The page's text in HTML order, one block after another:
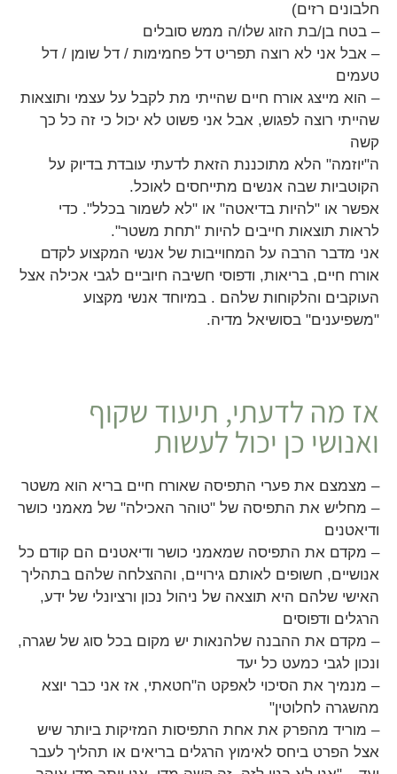
חלבונים רזים)
– בטח בן/בת הזוג שלו/ה ממש סובלים
– אבל אני לא רוצה תפריט דל פחמימות / דל שומן / דל
טעמים
– הוא מייצג אורח חיים שהייתי מת לקבל על עצמי ותוצאות
שהייתי רוצה לפגוש, אבל אני פשוט לא יכול כי זה כל כך
קשה
ה"יוזמה" הלא מתוכננת הזאת לדעתי עובדת בדיוק על
הקוטביות שבה אנשים מתייחסים לאוכל.
אפשר או "להיות בדיאטה" או "לא לשמור בכלל". כדי
לראות תוצאות חייבים להיות "תחת משטר".
אני מדבר הרבה על המחוייבות של אנשי המקצוע לקדם
אורח חיים, בריאות, ודפוסי חשיבה חיוביים לגבי אכילה אצל
העוקבים והלקוחות שלהם . במיוחד אנשי מקצוע
"משפיענים" בסושיאל מדיה.
אז מה לדעתי, תיעוד שקוף
ואנושי כן יכול לעשות
– מצמצם את פערי התפיסה שאורח חיים בריא הוא משטר
– מחליש את התפיסה של "טוהר האכילה" של מאמני כושר
ודיאטנים
– מקדם את התפיסה שמאמני כושר ודיאטנים הם קודם כל
אנושיים, חשופים לאותם גירויים, וההצלחה שלהם בתהליך
האישי שלהם היא תוצאה של ניהול נכון ורציונלי של ידע,
הרגלים ודפוסים
– מקדם את ההבנה שלהנאות יש מקום בכל סוג של שגרה,
ונכון לגבי כמעט כל יעד
– מנמיך את הסיכוי לאפקט ה"חטאתי, אז אני כבר יוצא
מהשגרה לחלוטין"
– מוריד מהפרק את אחת התפיסות המזיקות ביותר שיש
אצל הפרט ביחס לאימוץ הרגלים בריאים או תהליך לעבר